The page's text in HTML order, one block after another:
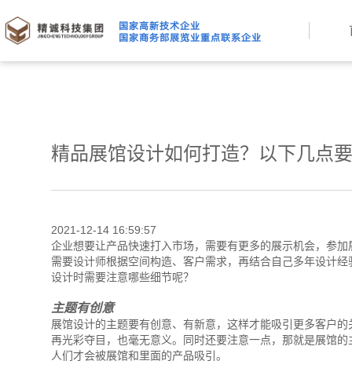
精品展馆设计如何打造？以下几点
2021-12-14 16:59:57
企业想要让产品快速打入市场，需要有更多的展示机会，参
需要设计师根据空间构造、客户需求，再结合自己多年设计
设计时需要注意哪些细节呢？
主题有创意
展馆设计的主题要有创意、有新意，这样才能吸引更多客户
再光彩夺目，也毫无意义。同时还要注意一点，那就是展馆
人们才会被展馆和里面的产品吸引。